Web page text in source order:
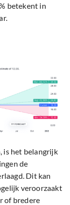
betekent in
is het belangrijk
de
Dit kan
veroorzaakt
of bredere